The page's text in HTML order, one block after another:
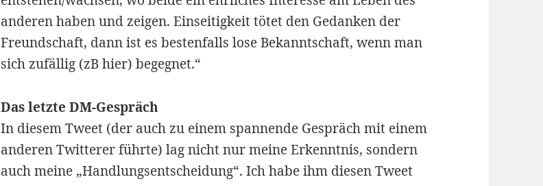
anderen haben und zeigen. Einseitigkeit tötet den Gedanken der
Freundschaft, dann ist es bestenfalls lose Bekanntschaft, wenn man
sich zufällig (zB hier) begegnet.“
Das letzte DM-Gespräch
In diesem Tweet (der auch zu einem spannende Gespräch mit einem
anderen Twitterer führte) lag nicht nur meine Erkenntnis, sondern
auch meine „Handlungsentscheidung“. Ich habe ihm diesen Tweet